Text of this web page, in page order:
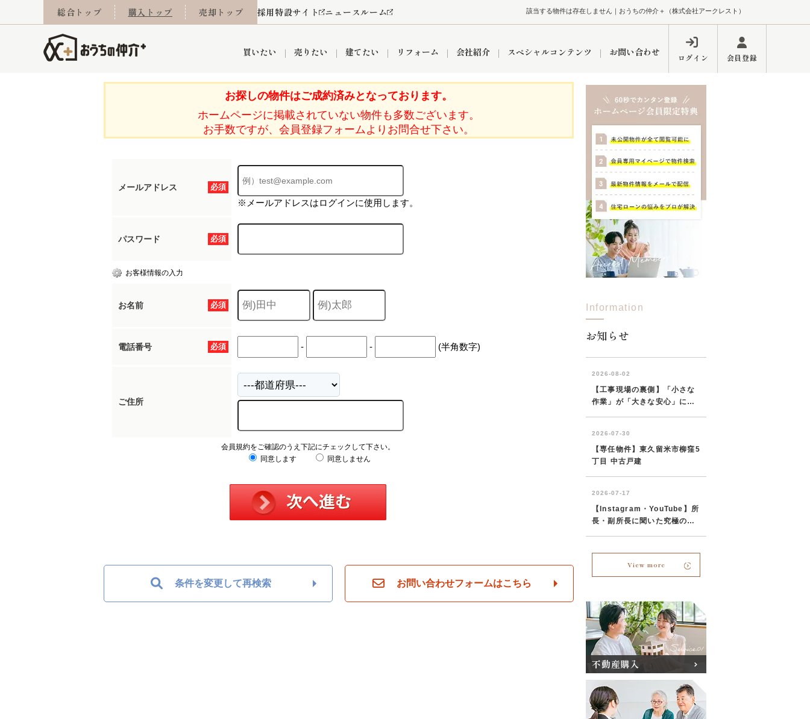
該当する物件は存在しません｜おうちの仲介＋（株式会社アークレスト）
総合トップ 購入トップ 売却トップ 採用特設サイト ニュースルーム
買いたい
学区から探す 町名から探す お気に入り 閲覧履歴
当社お預かり物件 グループ会社施工物件
当社提携金融機関 8代疾病保証付き住宅ローン
飯能市 狭山市 ふじみ野市 富士見市 東村山市
売りたい
売却査定実績 売却成功実績 よくある質問 売却コラム
住み替え 離婚
東村山市 入間市 狭山市 富士見市 練馬区
建てたい
建築事例
リフォーム
リフォーム事例 【埼玉】補助金・助成金 【東京】補助金・助成金
会社紹介
採用情報 お客様の声 創業の想い インフォメーション ブログ
小手指営業所 所沢営業所 東久留米営業所
おうちのリフォーム おうちパークグループの強み
スペシャルコンテンツ
マンションカタログ おうちパークくらぶ レンタルスペース
お問い合わせ
オンライン相談予約 売却査定依頼 なんでもご相談 プライバシーポリシー
ログイン 会員登録
お探しの物件はご成約済みとなっております。
ホームページに掲載されていない物件も多数ございます。
お手数ですが、会員登録フォームよりお問合せ下さい。
必須
メールアドレス
※メールアドレスはログインに使用します。
必須
パスワード
お客様情報の入力
必須
お名前
必須
電話番号 - - (半角数字)
ご住所
会員規約をご確認のうえ下記にチェックして下さい。
同意します
同意しません
条件を変更して再検索 お問い合わせフォームはこちら
Information
お知らせ
View more
不動産購入